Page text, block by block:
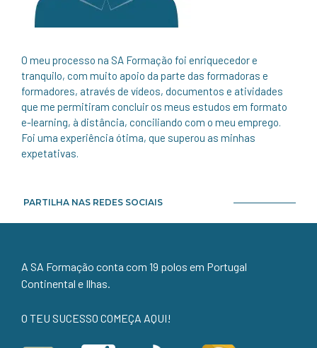
O meu processo na SA Formação foi enriquecedor e
tranquilo, com muito apoio da parte das formadoras e
formadores, através de vídeos, documentos e atividades
que me permitiram concluir os meus estudos em formato
e-learning, à distância, conciliando com o meu emprego.
Foi uma experiência ótima, que superou as minhas
expetativas.
PARTILHA NAS REDES SOCIAIS
A SA Formação conta com 19 polos em Portugal
Continental e Ilhas.
O TEU SUCESSO COMEÇA AQUI!